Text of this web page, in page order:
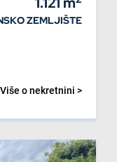
ZEMLJIŠTE
Više o nekretnini >